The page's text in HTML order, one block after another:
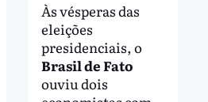
Às vésperas das
eleições
presidenciais, o
Brasil de Fato
ouviu dois